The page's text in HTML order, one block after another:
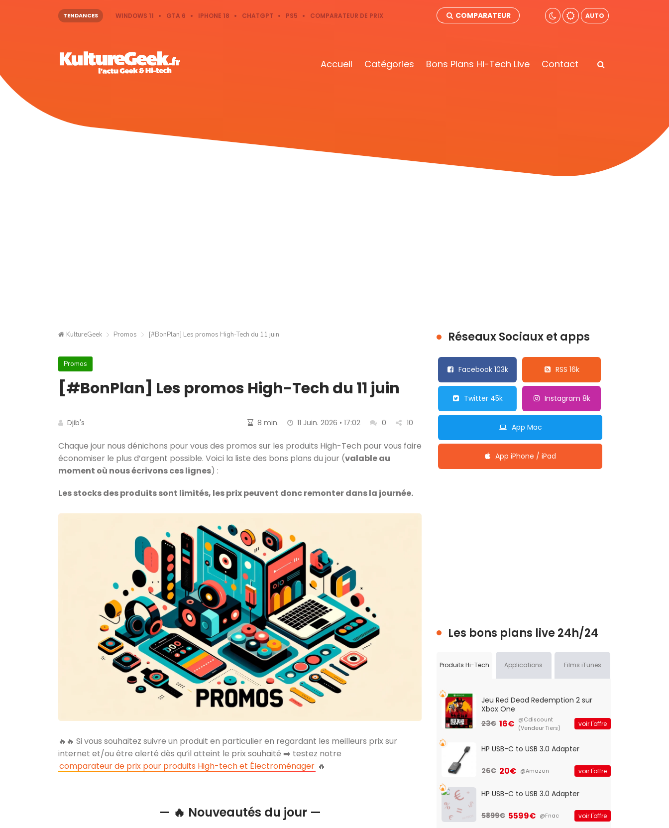
TENDANCES WINDOWS 11 GTA 6 IPHONE 18 CHATGPT PS5 COMPARATEUR DE PRIX COMPARATEUR AUTO
Accueil Catégories Bons Plans Hi-Tech Live Contact
KultureGeek Promos [#BonPlan] Les promos High-Tech du 11 juin
Promos
[#BonPlan] Les promos High-Tech du 11 juin
Djib's 8 min. 11 Juin. 2026 • 17:02 0 10
Chaque jour nous dénichons pour vous des promos sur les produits High-Tech pour vous faire
économiser le plus d’argent possible. Voici la liste des bons plans du jour (valable au
moment où nous écrivons ces lignes) :
Les stocks des produits sont limités, les prix peuvent donc remonter dans la journée.
🔥🔥 Si vous souhaitez suivre un produit en particulier en regardant les meilleurs prix sur
internet et/ou être alerté dès qu’il atteint le prix souhaité ➡️ testez notre
comparateur de prix pour produits High-tech et Électroménager 🔥
— 🔥 Nouveautés du jour —
Réseaux Sociaux et apps
Facebook 103k RSS 16k
Twitter 45k Instagram 8k
App Mac
App iPhone / iPad
Les bons plans live 24h/24
Produits Hi-Tech Applications Films iTunes
Jeu Red Dead Redemption 2 sur
Xbox One
23€ 16€ @Cdiscount
(Vendeur Tiers)
voir l'offre
HP USB-C to USB 3.0 Adapter
26€ 20€ @Amazon voir l'offre
HP USB-C to USB 3.0 Adapter
5899€ 5599€ @Fnac voir l'offre